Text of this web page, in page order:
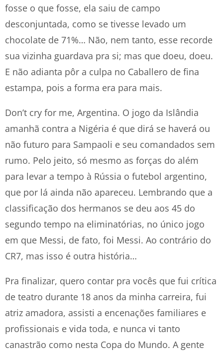
fosse o que fosse, ela saiu de campo
desconjuntada, como se tivesse levado um
chocolate de 71%… Não, nem tanto, esse recorde
sua vizinha guardava pra si; mas que doeu, doeu.
E não adianta pôr a culpa no Caballero de fina
estampa, pois a forma era para mais.
Don’t cry for me, Argentina. O jogo da Islândia
amanhã contra a Nigéria é que dirá se haverá ou
não futuro para Sampaoli e seu comandados sem
rumo. Pelo jeito, só mesmo as forças do além
para levar a tempo à Rússia o futebol argentino,
que por lá ainda não apareceu. Lembrando que a
classificação dos hermanos se deu aos 45 do
segundo tempo na eliminatórias, no único jogo
em que Messi, de fato, foi Messi. Ao contrário do
CR7, mas isso é outra história…
Pra finalizar, quero contar pra vocês que fui crítica
de teatro durante 18 anos da minha carreira, fui
atriz amadora, assisti a encenações familiares e
profissionais e vida toda, e nunca vi tanto
canastrão como nesta Copa do Mundo. A gente